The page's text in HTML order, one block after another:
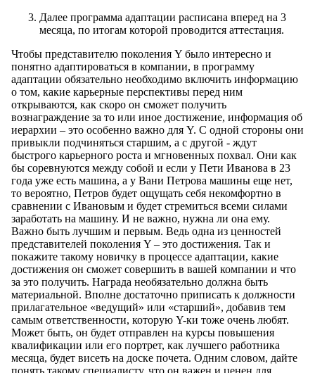
Далее программа адаптации расписана вперед на 3
месяца, по итогам которой проводится аттестация.
Чтобы представителю поколения Y было интересно и
понятно адаптироваться в компании, в программу
адаптации обязательно необходимо включить информацию
о том, какие карьерные перспективы перед ним
открываются, как скоро он сможет получить
вознаграждение за то или иное достижение, информация об
иерархии – это особенно важно для Y. С одной стороны они
привыкли подчиняться старшим, а с другой - ждут
быстрого карьерного роста и мгновенных похвал. Они как
бы соревнуются между собой и если у Пети Иванова в 23
года уже есть машина, а у Вани Петрова машины еще нет,
то вероятно, Петров будет ощущать себя некомфортно в
сравнении с Ивановым и будет стремиться всеми силами
заработать на машину. И не важно, нужна ли она ему.
Важно быть лучшим и первым. Ведь одна из ценностей
представителей поколения Y – это достижения. Так и
покажите такому новичку в процессе адаптации, какие
достижения он сможет совершить в вашей компании и что
за это получить. Награда необязательно должна быть
материальной. Вполне достаточно приписать к должности
прилагательное «ведущий» или «старший», добавив тем
самым ответственности, которую Y-ки тоже очень любят.
Может быть, он будет отправлен на курсы повышения
квалификации или его портрет, как лучшего работника
месяца, будет висеть на доске почета. Одним словом, дайте
понять такому специалисту, что он важен и ценен для